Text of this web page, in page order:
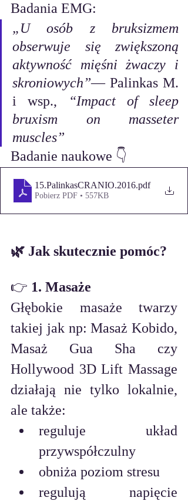
Badania EMG:
„U osób z bruksizmem
obserwuje się zwiększoną
aktywność mięśni żwaczy i
skroniowych”— Palinkas M.
i wsp.,
“Impact of sleep
bruxism on masseter
muscles”
Badanie naukowe 👇
15.PalinkasCRANIO.2016.pdf
Pobierz PDF • 557KB
🌿 Jak skutecznie pomóc?
👉 1. Masaże
Głębokie masaże twarzy
takiej jak np: Masaż Kobido,
Masaż Gua Sha czy
Hollywood 3D Lift Massage
działają nie tylko lokalnie,
ale także:
reguluje układ
przywspółczulny
obniża poziom stresu
regulują napięcie